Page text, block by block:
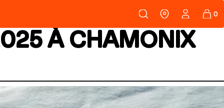
PEAUX À CHAMONIX